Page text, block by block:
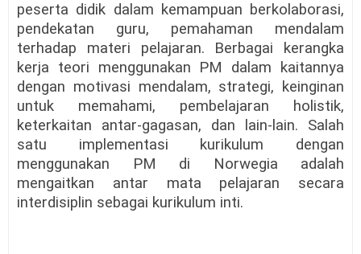
peserta didik dalam kemampuan berkolaborasi,
pendekatan guru, pemahaman mendalam
terhadap materi pelajaran. Berbagai kerangka
kerja teori menggunakan PM dalam kaitannya
dengan motivasi mendalam, strategi, keinginan
untuk memahami, pembelajaran holistik,
keterkaitan antar-gagasan, dan lain-lain. Salah
satu implementasi kurikulum dengan
menggunakan PM di Norwegia adalah
mengaitkan antar mata pelajaran secara
interdisiplin sebagai kurikulum inti.